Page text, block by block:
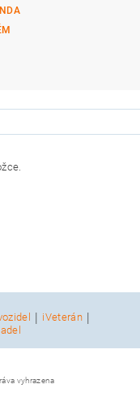
| iVeterán |
vyhrazena